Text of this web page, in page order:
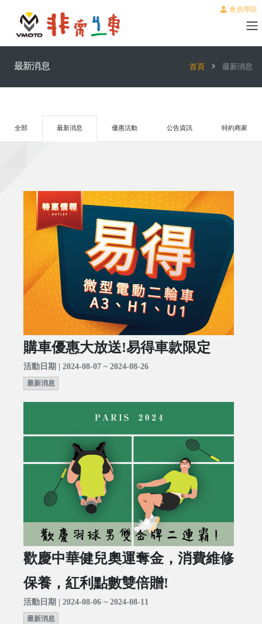
會員專區
最新消息 首頁 最新消息
全部 最新消息 優惠活動 公告資訊 特約商家
購車優惠大放送!易得車款限定
活動日期 | 2024-08-07 ~ 2024-08-26
最新消息
歡慶中華健兒奧運奪金，消費維修
保養，紅利點數雙倍贈!
活動日期 | 2024-08-06 ~ 2024-08-11
最新消息